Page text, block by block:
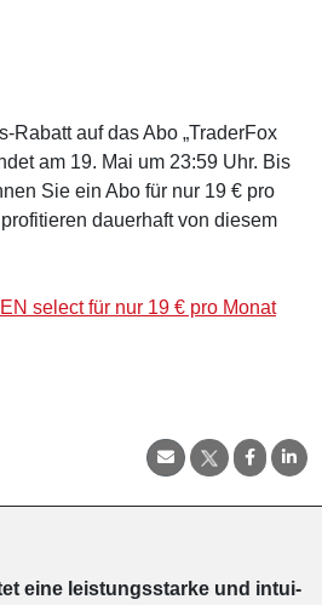
Rabatt auf das Abo „TraderFox
am 19. Mai um 23:59 Uhr. Bis
Sie ein Abo für nur 19 € pro
dauerhaft von diesem
select für nur 19 € pro Monat
eine leis­tungs­star­ke und in­tui­